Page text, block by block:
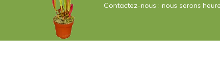
Contactez-nous : nous serons